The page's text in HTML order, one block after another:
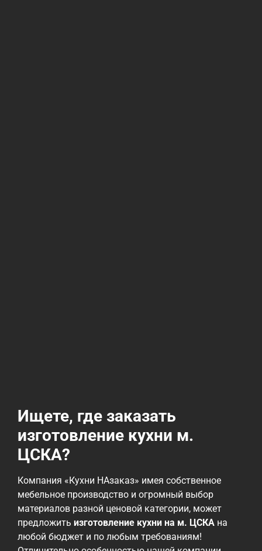
Ищете, где заказать
изготовление кухни м.
ЦСКА?
Компания «Кухни НАзаказ» имея собственное
мебельное производство и огромный выбор
материалов разной ценовой категории, может
предложить изготовление кухни на м. ЦСКА на
любой бюджет и по любым требованиям!